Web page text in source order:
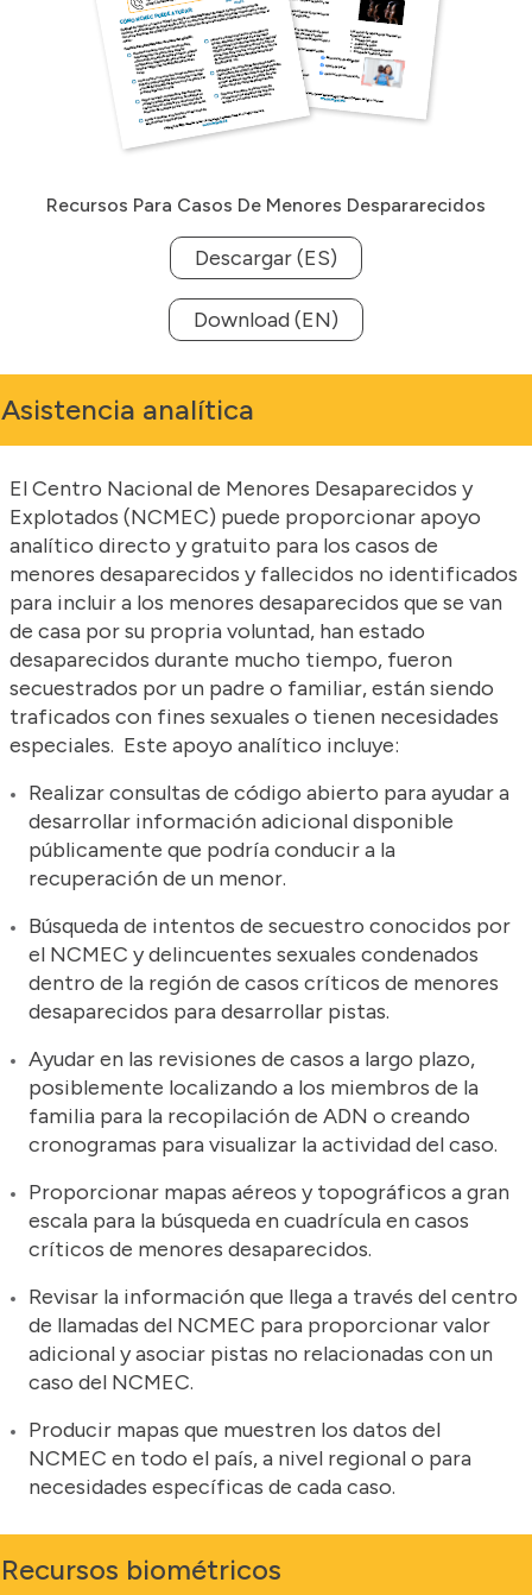
Recursos Para Casos De Menores Despararecidos
Descargar (ES)
Download (EN)
Asistencia analítica
El Centro Nacional de Menores Desaparecidos y
Explotados (NCMEC) puede proporcionar apoyo
analítico directo y gratuito para los casos de
menores desaparecidos y fallecidos no identificados
para incluir a los menores desaparecidos que se van
de casa por su propria voluntad, han estado
desaparecidos durante mucho tiempo, fueron
secuestrados por un padre o familiar, están siendo
traficados con fines sexuales o tienen necesidades
especiales. Este apoyo analítico incluye:
Realizar consultas de código abierto para ayudar a
desarrollar información adicional disponible
públicamente que podría conducir a la
recuperación de un menor.
Búsqueda de intentos de secuestro conocidos por
el NCMEC y delincuentes sexuales condenados
dentro de la región de casos críticos de menores
desaparecidos para desarrollar pistas.
Ayudar en las revisiones de casos a largo plazo,
posiblemente localizando a los miembros de la
familia para la recopilación de ADN o creando
cronogramas para visualizar la actividad del caso.
Proporcionar mapas aéreos y topográficos a gran
escala para la búsqueda en cuadrícula en casos
críticos de menores desaparecidos.
Revisar la información que llega a través del centro
de llamadas del NCMEC para proporcionar valor
adicional y asociar pistas no relacionadas con un
caso del NCMEC.
Producir mapas que muestren los datos del
NCMEC en todo el país, a nivel regional o para
necesidades específicas de cada caso.
Recursos biométricos